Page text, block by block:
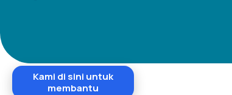
Kami di sini untuk
membantu